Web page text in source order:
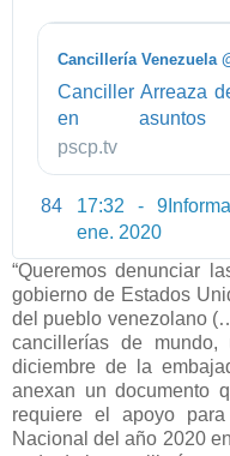
p
w
w
d
S
2
8
M
U
J
k
R
1
l
Cancillería Venezuela
Canciller Arreaza
en asuntos
pscp.tv
84
17:32 - 9
ene. 2020
“Queremos denunciar
gobierno de Estados
del pueblo venezolano
cancillerías de
diciembre de la
anexan un documento
requiere el apoyo
Nacional del año 2020